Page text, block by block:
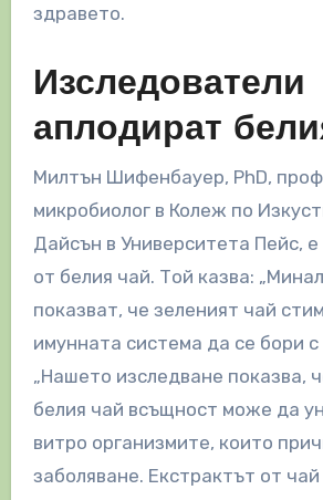
здравето.
Изследователи
аплодират
Милтън Шифенбауер, PhD,
микробиолог в Колеж по
Дайсън в Университета Пейс,
от белия чай. Той казва:
показват, че зеленият чай
имунната система да се бори с
„Нашето изследване показва,
белия чай всъщност може да
витро организмите, които
заболяване. Екстрактът от